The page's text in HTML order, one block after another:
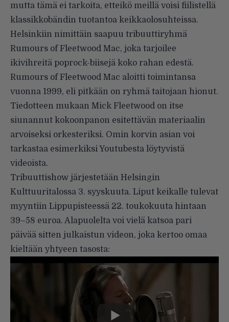
mutta tämä ei tarkoita, etteikö meillä voisi fiilistellä
klassikkobändin tuotantoa keikkaolosuhteissa.
Helsinkiin nimittäin saapuu tribuuttiryhmä
Rumours of Fleetwood Mac, joka tarjoilee
ikivihreitä poprock-biisejä koko rahan edestä.
Rumours of Fleetwood Mac aloitti toimintansa
vuonna 1999, eli pitkään on ryhmä taitojaan hionut.
Tiedotteen mukaan Mick Fleetwood on itse
siunannut kokoonpanon esitettävän materiaalin
arvoiseksi orkesteriksi. Omin korvin asian voi
tarkastaa esimerkiksi Youtubesta löytyvistä
videoista.
Tribuuttishow järjestetään Helsingin
Kulttuuritalossa 3. syyskuuta. Liput keikalle tulevat
myyntiin Lippupisteessä 22. toukokuuta hintaan
39–58 euroa. Alapuolelta voi vielä katsoa pari
päivää sitten julkaistun videon, joka kertoo omaa
kieltään yhtyeen tasosta: